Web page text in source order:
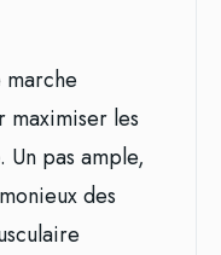
maximiser les
pas ample,
des